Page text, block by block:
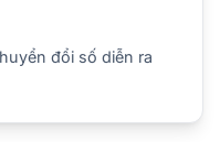
đổi số diễn ra